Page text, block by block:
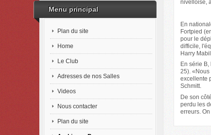
Menu principal
Plan du site
Home
Le Club
Adresses de nos Salles
Videos
Nous contacter
Plan du site
nivelloise,
En
Fortpied
pour le
difficile,
Harry
En série
25).
excellente
Schmitt.
De son
perdu les
erreurs.